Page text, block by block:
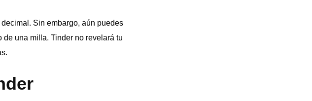
Sin embargo, aún puedes
una milla. Tinder no revelará tu